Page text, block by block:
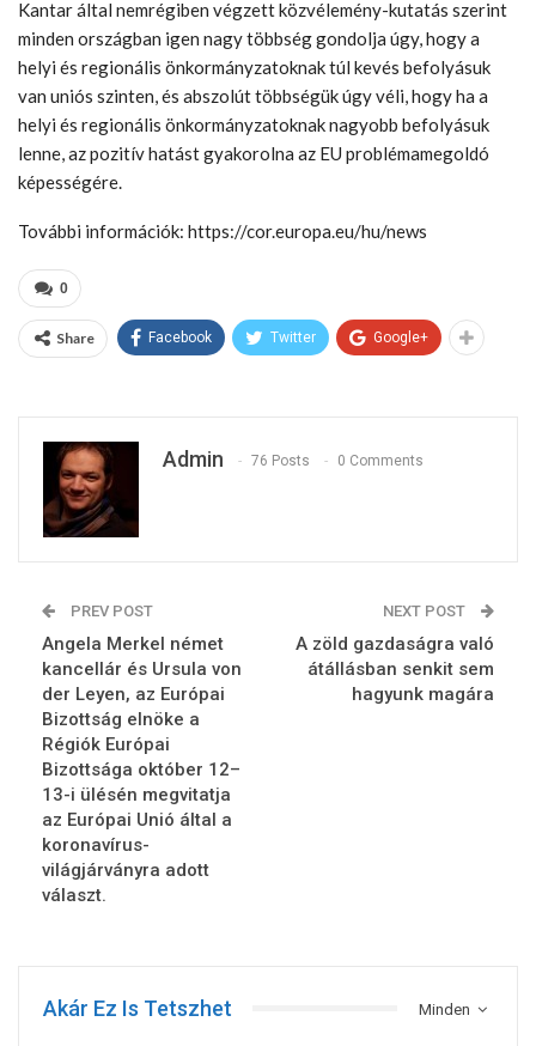
Kantar által nemrégiben végzett közvélemény-kutatás szerint
minden országban igen nagy többség gondolja úgy, hogy a
helyi és regionális önkormányzatoknak túl kevés befolyásuk
van uniós szinten, és abszolút többségük úgy véli, hogy ha a
helyi és regionális önkormányzatoknak nagyobb befolyásuk
lenne, az pozitív hatást gyakorolna az EU problémamegoldó
képességére.
További információk: https://cor.europa.eu/hu/news
0
Share Facebook Twitter Google+
Admin 76 Posts 0 Comments
PREV POST
Angela Merkel német
kancellár és Ursula von
der Leyen, az Európai
Bizottság elnöke a
Régiók Európai
Bizottsága október 12–
13-i ülésén megvitatja
az Európai Unió által a
koronavírus-
világjárványra adott
választ.
NEXT POST
A zöld gazdaságra való
átállásban senkit sem
hagyunk magára
Minden
Akár Ez Is Tetszhet